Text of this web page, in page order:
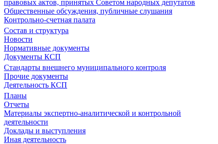
правовых актов, принятых Советом народных депутатов
Общественные обсуждения, публичные слушания
Контрольно-счетная палата
Состав и структура
Новости
Нормативные документы
Документы КСП
Стандарты внешнего муниципального контроля
Прочие документы
Деятельность КСП
Планы
Отчеты
Материалы экспертно-аналитической и контрольной
деятельности
Доклады и выступления
Иная деятельность